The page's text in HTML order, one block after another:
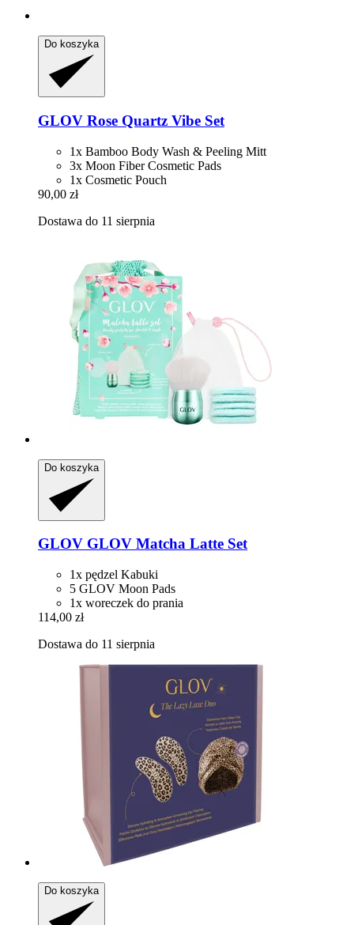
Do koszyka
GLOV Rose Quartz Vibe Set
1x Bamboo Body Wash & Peeling Mitt
3x Moon Fiber Cosmetic Pads
1x Cosmetic Pouch
90,00 zł
Dostawa do 11 sierpnia
Do koszyka
GLOV GLOV Matcha Latte Set
1x pędzel Kabuki
5 GLOV Moon Pads
1x woreczek do prania
114,00 zł
Dostawa do 11 sierpnia
Do koszyka